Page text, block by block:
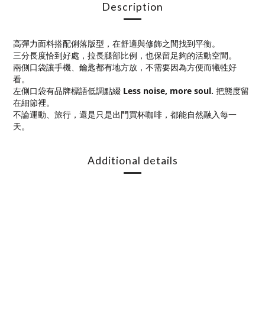
Description
高彈力面料搭配俐落版型，在舒適與修飾之間找到平衡。
三分長度恰到好處，拉長腿部比例，也保留足夠的活動空間。
兩側口袋讓手機、鑰匙都有地方放，不需要因為方便而犧牲好
看。
左側口袋有品牌標語低調點綴 Less noise, more soul. 把態度留
在細節裡。
不論運動、旅行，還是只是出門買杯咖啡，都能自然融入每一
天。
Additional details